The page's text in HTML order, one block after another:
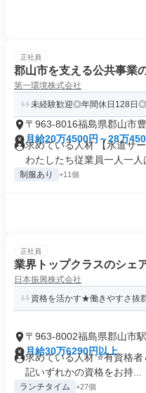
正社員
郡山市を支える公共事業
第一環境株式会社
未経験歓迎◎年間休日128日
〒963-8016福島県郡山市
月給20万4500円～28万
求めている人材 【水道サ
わたしたち従業員一人一人
制服あり +11個
正社員
業界トップクラスのシェ
日本振興株式会社
資格を活かす★働きやすさ
〒963-8002福島県郡山市
月給30万6290円以上
求めている人材 ⭐有資格
記いずれかの資格をお持...
ランチタイム +27個